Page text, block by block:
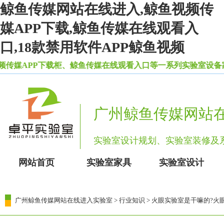
鲸鱼传媒网站在线进入,鲸鱼视频传
媒APP下载,鲸鱼传媒在线观看入
口,18款禁用软件APP鲸鱼视频
下载柜、鲸鱼传媒在线观看入口等一系列实验室设备家具
广州鲸鱼传媒网站
实验室设计规划、实验室装修
网站首页 实验室家具 实验室设计
广州鲸鱼传媒网站在线进入实验室 > 行业知识 > 火眼实验室是干嘛的?火